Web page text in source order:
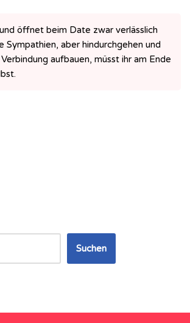
öffnet beim Date zwar verlässlich
Sympathien, aber hindurchgehen und
aufbauen, müsst ihr am Ende
Suchen